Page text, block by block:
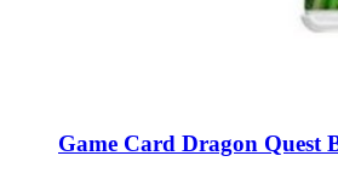
Game Card Dragon Quest